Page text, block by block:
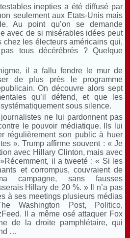
inepties a été diffusé par
seulement aux Etats-Unis mais
Au point qu’on se demande
avec de si misérables idées peut
chez les électeurs américains qui,
tous décérébrés ? Quelque
il a fallu fendre le mur de
de plus près le programme
On découvre alors sept
qu’il défend, et que les
sous silence.
ne lui pardonnent pas
le pouvoir médiatique. Ils lui
régulièrement son public à huer
». Trump affirme souvent : « Je
avec Hillary Clinton, mais avec
il a tweeté : « Si les
et corrompus, couvraient de
campagne, sans fausses
Hillary de 20 %. » Il n’a pas
à ses meetings plusieurs médias
Washington Post, Politico,
Il a même osé attaquer Fox
de la droite pamphlétaire, qui
…